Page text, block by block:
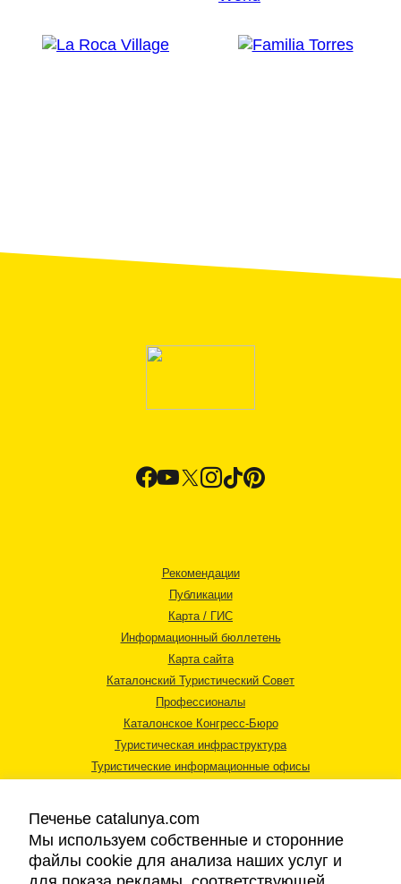
Рекомендации
Публикации
Карта / ГИС
Информационный бюллетень
Карта сайта
Каталонский Туристический Совет
Профессионалы
Каталонское Конгресс-Бюро
Туристическая инфраструктура
Туристические информационные офисы
Печенье catalunya.com
Мы используем собственные и сторонние
файлы cookie для анализа наших услуг и